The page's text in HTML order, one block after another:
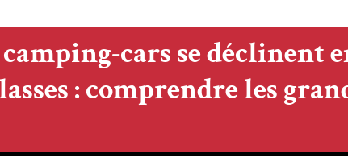
cars se déclinent
: comprendre les